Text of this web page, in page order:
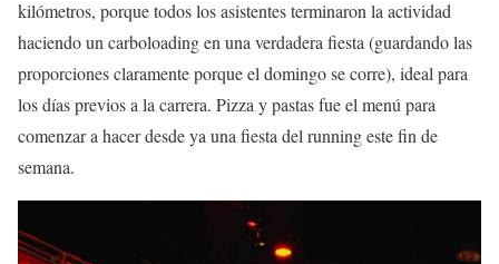
kilómetros, porque todos los asistentes terminaron la actividad
haciendo un carboloading en una verdadera fiesta (guardando las
proporciones claramente porque el domingo se corre), ideal para
los días previos a la carrera. Pizza y pastas fue el menú para
comenzar a hacer desde ya una fiesta del running este fin de
semana.